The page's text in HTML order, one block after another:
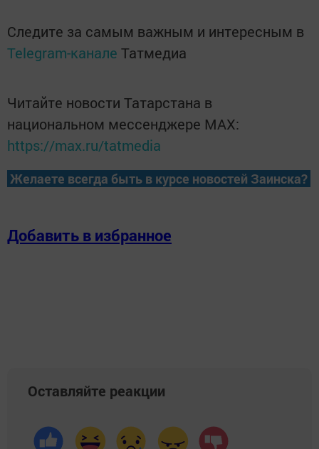
Следите за самым важным и интересным в
Telegram-канале Татмедиа
Читайте новости Татарстана в
национальном мессенджере MАХ:
https://max.ru/tatmedia
Желаете всегда быть в курсе новостей Заинска?
Добавить в избранное
Оставляйте реакции